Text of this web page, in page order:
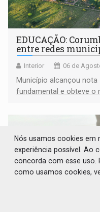
EDUCAÇÃO:
entre redes
Interior 06 de
Município alcançou nota
fundamental e obteve o
Nós usamos cookies
experiência possível. Ao
concorda com esse uso.
como usamos cookies,